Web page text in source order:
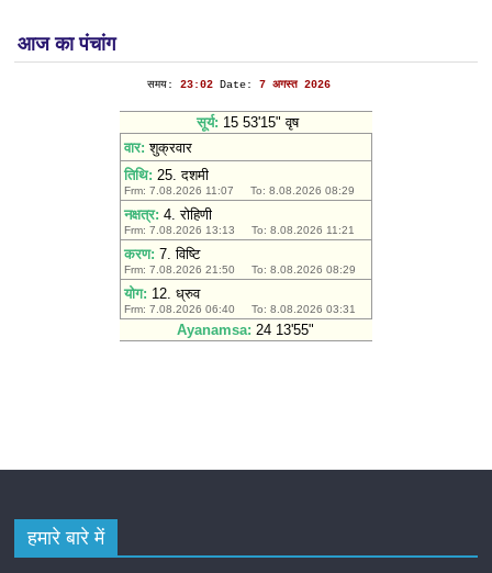
आज का पंचांग
हमारे बारे में